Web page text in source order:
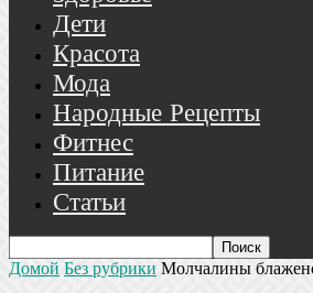
Дети
Красота
Мода
Народные Рецепты
Фитнес
Питание
Статьи
Домой Без рубрики Молчалины